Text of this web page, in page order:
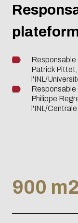
Responsable
Patrick Pittet,
l'INL/
Responsable
Philippe
l'INL/Centrale
900 m2